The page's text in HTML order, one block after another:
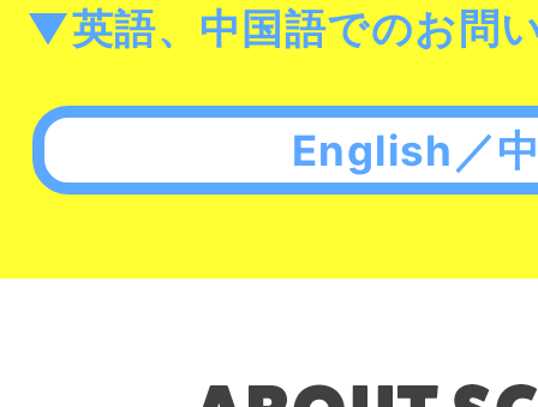
▼英語、中国語でのお問
English／